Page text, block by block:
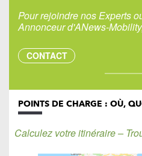
Pour rejoindre nos Experts
Annonceur d'ANews-
CONTACT
POINTS DE CHARGE : OÙ,
Calculez votre itinéraire –